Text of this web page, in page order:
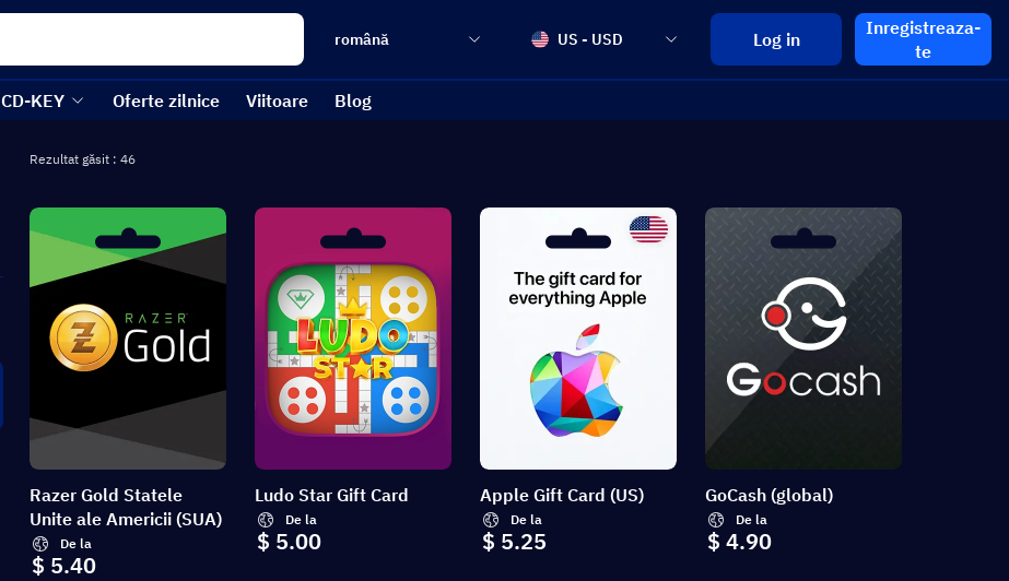
română US - USD Log in
Inregistreaza-
te
CD-KEY Oferte zilnice Viitoare Blog
Rezultat găsit : 46
Razer Gold Statele
Unite ale Americii (SUA)
De la
$ 5.40
Ludo Star Gift Card
De la
$ 5.00
Apple Gift Card (US)
De la
$ 5.25
GoCash (global)
De la
$ 4.90